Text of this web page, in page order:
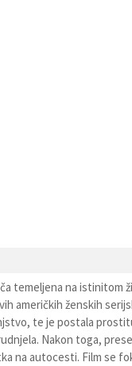
temeljena na istinitom
američkih ženskih
te je postala
Nakon toga,
na autocesti. Film se